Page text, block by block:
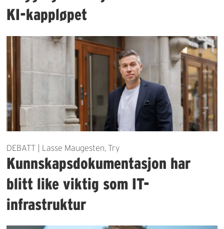
KI-kappløpet
DEBATT | Lasse Maugesten, Try
Kunnskapsdokumentasjon har
blitt like viktig som IT-
infrastruktur